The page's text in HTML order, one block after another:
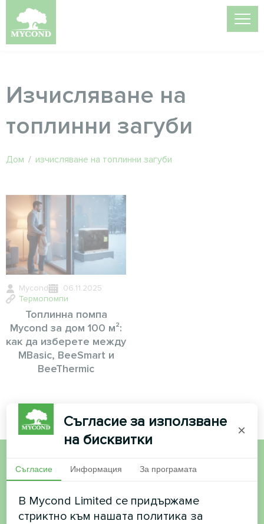
Изчисляване на
топлинни загуби
Дом / изчисляване на топлинни загуби
Mycond
06.11.2025
Термопомпи
Топлинна помпа
Mycond за дом 100 м²:
как да изберете между
MBasic, BeeSmart и
BeeThermic
Искате да купите или
имате въпроси?
Съгласие за използване
на бисквитки
×
Съгласие Информация За програмата
В Mycond Limited се придържаме
стриктно към нашата политика за